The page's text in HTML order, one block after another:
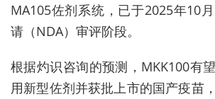
MA105佐剂系统，已于2025年10
请（NDA）审评阶段。
根据灼识咨询的预测，MKK100有
用新型佐剂并获批上市的国产疫苗